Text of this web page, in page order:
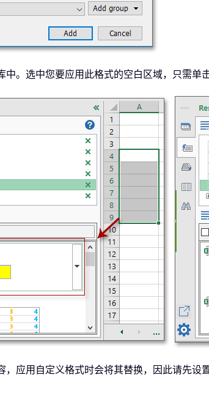
中。选中您要应用此格式的空白区域，只需单
，应用自定义格式时会将其替换，因此请先设